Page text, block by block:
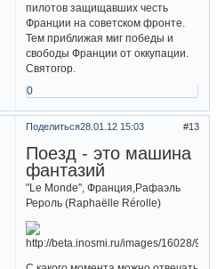
пилотов защищавших честь
Франции на советском фронте.
Тем приближая миг победы и
свободы Франции от оккупации.
Святогор.
0
Поделиться 13
28.01.12 15:03
Поезд - это машина
фантазий
"Le Monde", Франция,Рафаэль
Рероль (Raphaëlle Rérolle)